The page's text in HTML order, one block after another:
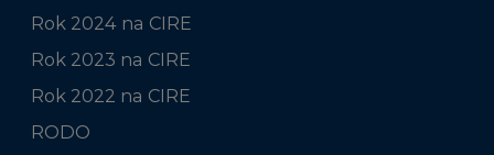
Rok 2024 na CIRE
Rok 2023 na CIRE
Rok 2022 na CIRE
RODO